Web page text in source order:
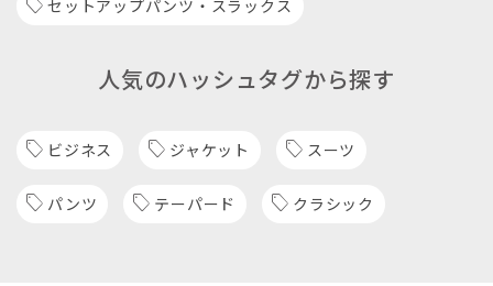
セットアップパンツ・スラックス
人気のハッシュタグから探す
ビジネス ジャケット スーツ
パンツ テーパード クラシック